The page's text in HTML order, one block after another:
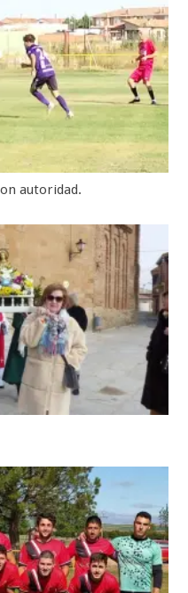
autoridad.